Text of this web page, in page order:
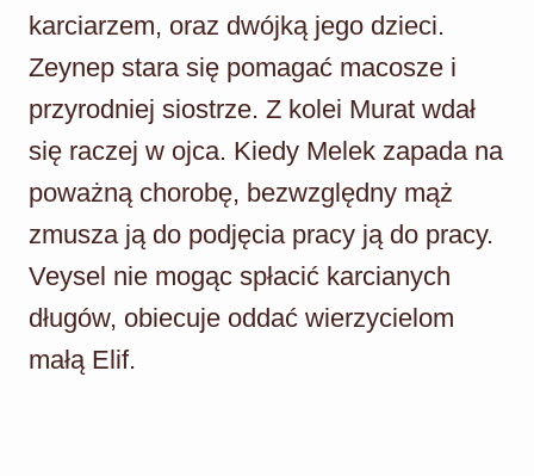
karciarzem, oraz dwójką jego dzieci.
Zeynep stara się pomagać macosze i
przyrodniej siostrze. Z kolei Murat wdał
się raczej w ojca. Kiedy Melek zapada na
poważną chorobę, bezwzględny mąż
zmusza ją do podjęcia pracy ją do pracy.
Veysel nie mogąc spłacić karcianych
długów, obiecuje oddać wierzycielom
małą Elif.